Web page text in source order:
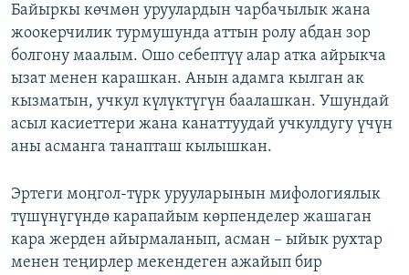
Байыркы көчмөн уруулардын чарбачылык жана
жоокерчилик турмушунда аттын ролу абдан зор
болгону маалым. Ошо себептүү алар атка айрыкча
ызат менен карашкан. Анын адамга кылган ак
кызматын, учкул күлүктүгүн баалашкан. Ушундай
асыл касиеттери жана канаттуудай учкулдугу үчүн
аны асманга танапташ кылышкан.
Эртеги моңгол-түрк урууларынын мифологиялык
түшүнүгүндө карапайым көрпенделер жашаган
кара жерден айырмаланып, асман – ыйык рухтар
менен теңирлер мекендеген ажайып бир